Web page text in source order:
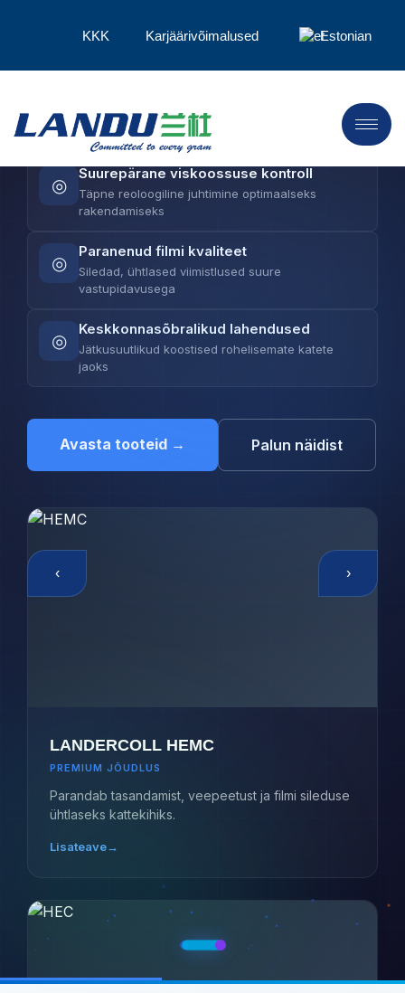
KKK Karjäärivõimalused Estonian
LANDU pakub arenenud tselluloosi eetreid, mis
parema stabiilsuseni.
◎
Suurepärane viskoossuse kontroll
Täpne reoloogiline juhtimine optimaalseks
rakendamiseks
◎
Paranenud filmi kvaliteet
Siledad, ühtlased viimistlused suure
vastupidavusega
◎
Keskkonnasõbralikud lahendused
Jätkusuutlikud koostised rohelisemate katete
jaoks
Avasta tooteid → Palun näidist
LANDERCOLL HEMC
PREMIUM JÕUDLUS
Parandab tasandamist, veepeetust ja filmi sileduse
ühtlaseks kattekihiks.
Lisateave→
‹ ›